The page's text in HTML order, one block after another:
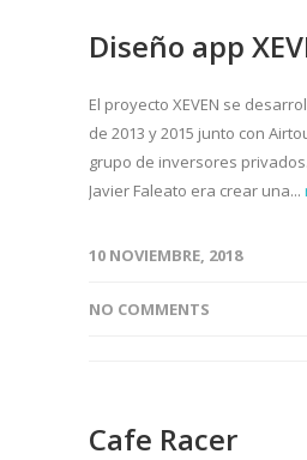
Diseño app
El proyecto XEVEN se
de 2013 y 2015 junto con
grupo de inversores
Javier Faleato era crear una...
10 NOVIEMBRE, 2018
NO COMMENTS
Cafe Racer